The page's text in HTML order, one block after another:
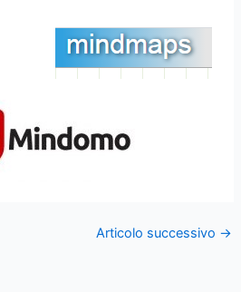
Articolo successivo →